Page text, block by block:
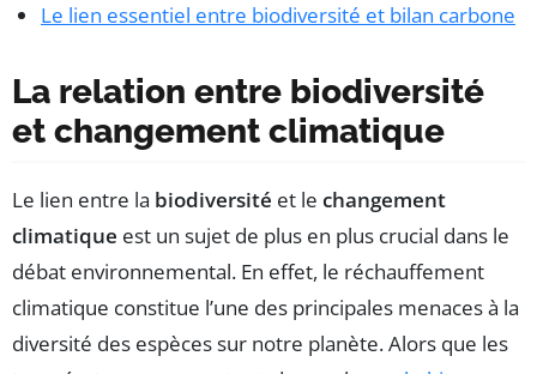
Le lien essentiel entre biodiversité et bilan carbone
La relation entre biodiversité
et changement climatique
Le lien entre la biodiversité et le changement
climatique est un sujet de plus en plus crucial dans le
débat environnemental. En effet, le réchauffement
climatique constitue l’une des principales menaces à la
diversité des espèces sur notre planète. Alors que les